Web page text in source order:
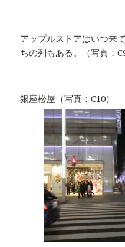
アップルストアはいつ来
ちの列もある。（写真：C9
銀座松屋（写真：C10）